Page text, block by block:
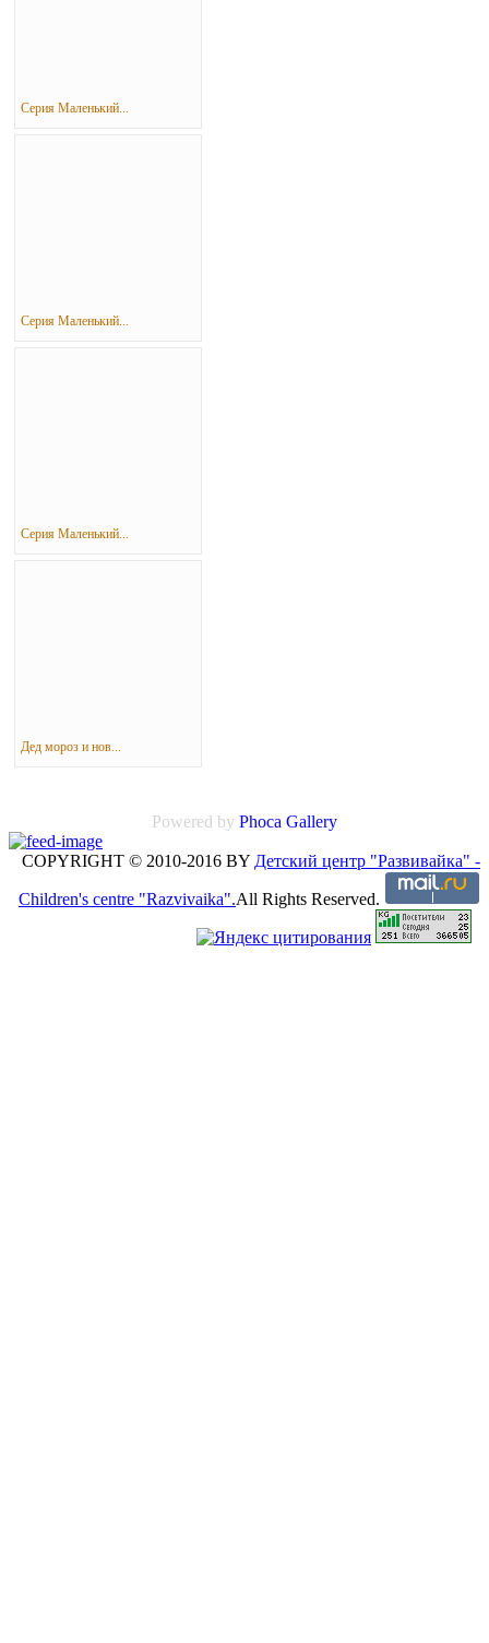
Серия Маленький...
Серия Маленький...
Серия Маленький...
Дед мороз и нов...
Powered by Phoca Gallery
COPYRIGHT © 2010-2016 BY Детский центр "Развивайка" -
Children's centre "Razvivaika".All Rights Reserved.